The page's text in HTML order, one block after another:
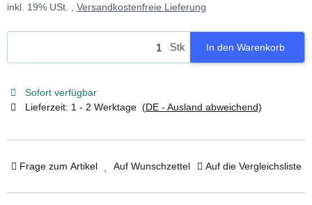
inkl. 19% USt. , Versandkostenfreie Lieferung
Stk In den Warenkorb
Sofort verfügbar
Lieferzeit: 1 - 2 Werktage (DE - Ausland abweichend)
Frage zum Artikel Auf Wunschzettel Auf die Vergleichsliste